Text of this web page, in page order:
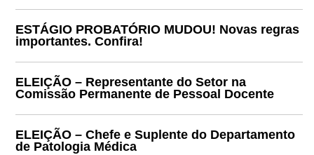
ESTÁGIO PROBATÓRIO MUDOU! Novas regras
importantes. Confira!
ELEIÇÃO – Representante do Setor na
Comissão Permanente de Pessoal Docente
ELEIÇÃO – Chefe e Suplente do Departamento
de Patologia Médica